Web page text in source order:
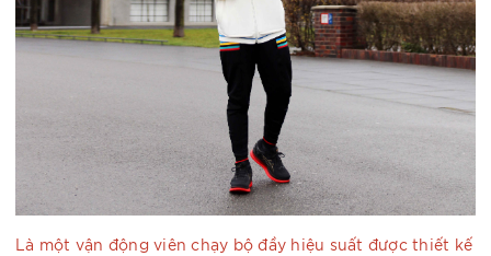
Là một vận động viên chạy bộ đầy hiệu suất được thiết kế